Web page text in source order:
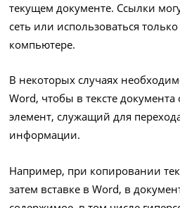
текущем документе. Ссылки
сеть или использоваться
компьютере.
В некоторых случаях
Word, чтобы в тексте документа
элемент, служащий для
информации.
Например, при копировании
затем вставке в Word, в